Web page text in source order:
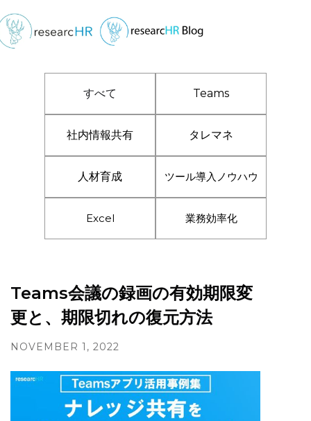
すべて Teams
社内情報共有 タレマネ
人材育成 ツール導入ノウハウ
Excel 業務効率化
Teams会議の録画の有効期限変
更と、期限切れの復元方法
NOVEMBER 1, 2022